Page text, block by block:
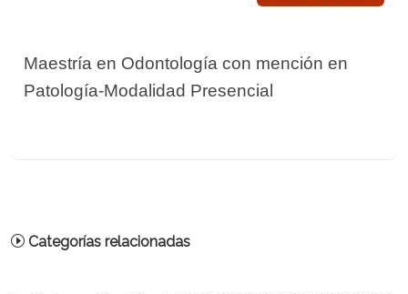
Maestría en Odontología con mención en
Patología-Modalidad Presencial
Categorías relacionadas